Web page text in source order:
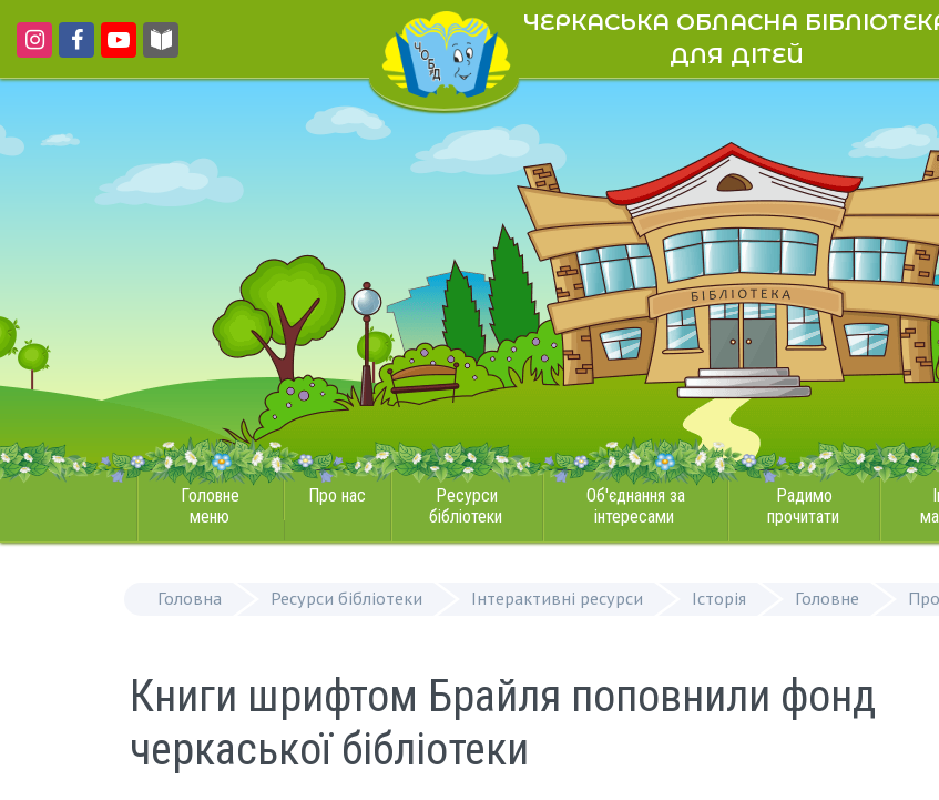
ЧЕРКАСЬКА ОБЛАСНА
ДЛЯ ДІТЕЙ
Головне
меню
Про нас
Ресурси
бібліотеки
Об'єднання за
інтересами
Радимо
прочитати
Головна Ресурси бібліотеки Інтерактивні ресурси Історія Головне
Книги шрифтом Брайля поповнили фонд
черкаської бібліотеки